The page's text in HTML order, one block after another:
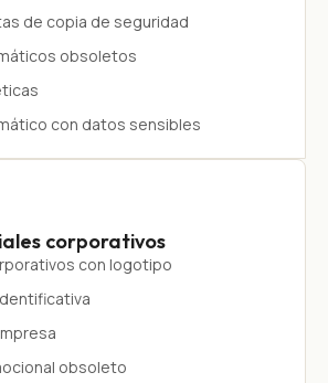
de copia de seguridad
obsoletos
con datos sensibles
corporativos
con logotipo
obsoleto